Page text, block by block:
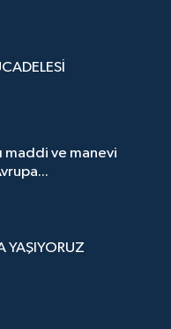
maddi ve manevi
YAŞIYORUZ